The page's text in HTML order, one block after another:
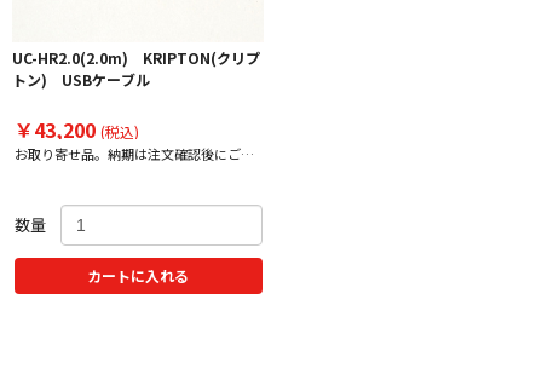
UC-HR2.0(2.0m) KRIPTON(クリプ
トン) USBケーブル
￥43,200 (税込)
お取り寄せ品。納期は注文確認後にご案
数量
カートに入れる